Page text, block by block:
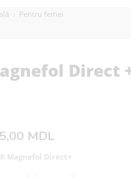
Pentru femei
Direct
MDL
Magnefol Direct+